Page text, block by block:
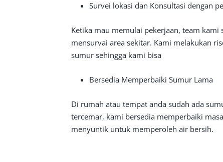
Survei lokasi dan Konsultasi dengan
Ketika mau memulai pekerjaan, team
mensurvai area sekitar. Kami melakukan
sumur sehingga kami bisa
Bersedia Memperbaiki Sumur Lama
Di rumah atau tempat anda sudah ada
tercemar, kami bersedia memperbaiki
menyuntik untuk memperoleh air bersih.